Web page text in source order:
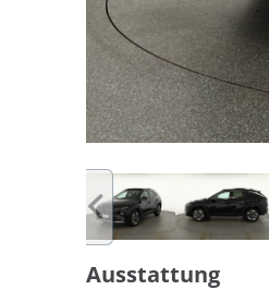
Ausstattung